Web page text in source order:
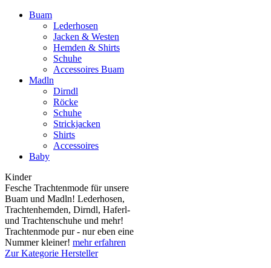
Buam
Lederhosen
Jacken & Westen
Hemden & Shirts
Schuhe
Accessoires Buam
Madln
Dirndl
Röcke
Schuhe
Strickjacken
Shirts
Accessoires
Baby
Kinder
Fesche Trachtenmode für unsere
Buam und Madln! Lederhosen,
Trachtenhemden, Dirndl, Haferl-
und Trachtenschuhe und mehr!
Trachtenmode pur - nur eben eine
Nummer kleiner! mehr erfahren
Zur Kategorie Hersteller